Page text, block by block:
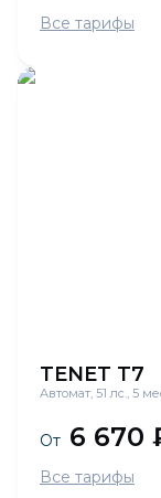
Все тарифы
TENET T7
Автомат, 51 лс., 5
От 6 670
Все тарифы